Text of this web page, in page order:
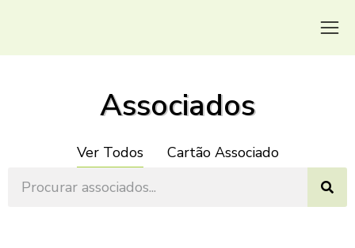
Associados
Ver Todos Cartão Associado